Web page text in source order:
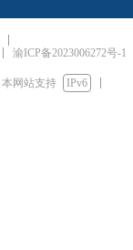
渝ICP备2023006272号-1
本网站支持
IPv6